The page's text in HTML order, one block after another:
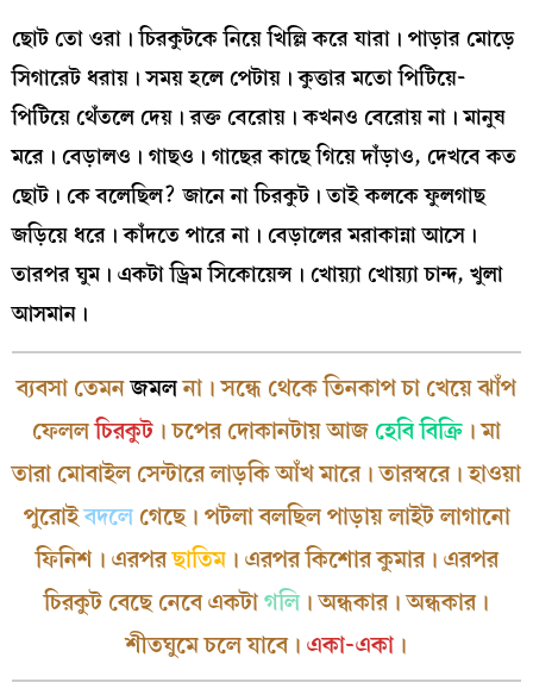
ছোট তো ওরা। চিরকুটকে নিয়ে খিল্লি করে যারা। পাড়ার মোড়ে
সিগারেট ধরায়। সময় হলে পেটায়। কুত্তার মতো পিটিয়ে-
পিটিয়ে থেঁতলে দেয়। রক্ত বেরোয়। কখনও বেরোয় না। মানুষ
মরে। বেড়ালও। গাছও। গাছের কাছে গিয়ে দাঁড়াও, দেখবে কত
ছোট। কে বলেছিল? জানে না চিরকুট। তাই কলকে ফুলগাছ
জড়িয়ে ধরে। কাঁদতে পারে না। বেড়ালের মরাকান্না আসে।
তারপর ঘুম। একটা ড্রিম সিকোয়েন্স। খোয়্যা খোয়্যা চান্দ, খুলা
আসমান।
ব্যবসা তেমনজমলনা। সন্ধে থেকে তিনকাপ চা খেয়ে ঝাঁপ
ফেললচিরকুট । চপের দোকানটায় আজহেবি বিক্রি । মা
তারা মোবাইল সেন্টারে লাড়কি আঁখ মারে। তারস্বরে। হাওয়া
পুরোইবদলেগেছে। পটলা বলছিল পাড়ায় লাইট লাগানো
ফিনিশ। এরপরছাতিম। এরপর কিশোর কুমার। এরপর
চিরকুট বেছে নেবে একটাগলি । অন্ধকার। অন্ধকার।
শীতঘুমে চলে যাবে।একা-একা ।